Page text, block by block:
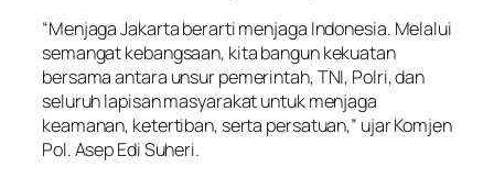
“Menjaga Jakarta berarti menjaga Indonesia. Melalui
semangat kebangsaan, kita bangun kekuatan
bersama antara unsur pemerintah, TNI, Polri, dan
seluruh lapisan masyarakat untuk menjaga
keamanan, ketertiban, serta persatuan,” ujar Komjen
Pol. Asep Edi Suheri.